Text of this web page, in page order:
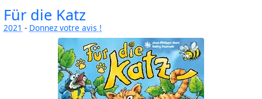
Für die Katz
2021 - Donnez votre avis !